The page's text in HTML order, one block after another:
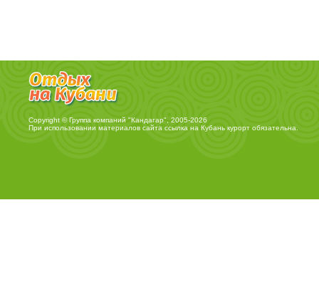
Copyright © Группа компаний "Кандагар", 2005-2026
При использовании материалов сайта ссылка на Кубань курортобязательна.